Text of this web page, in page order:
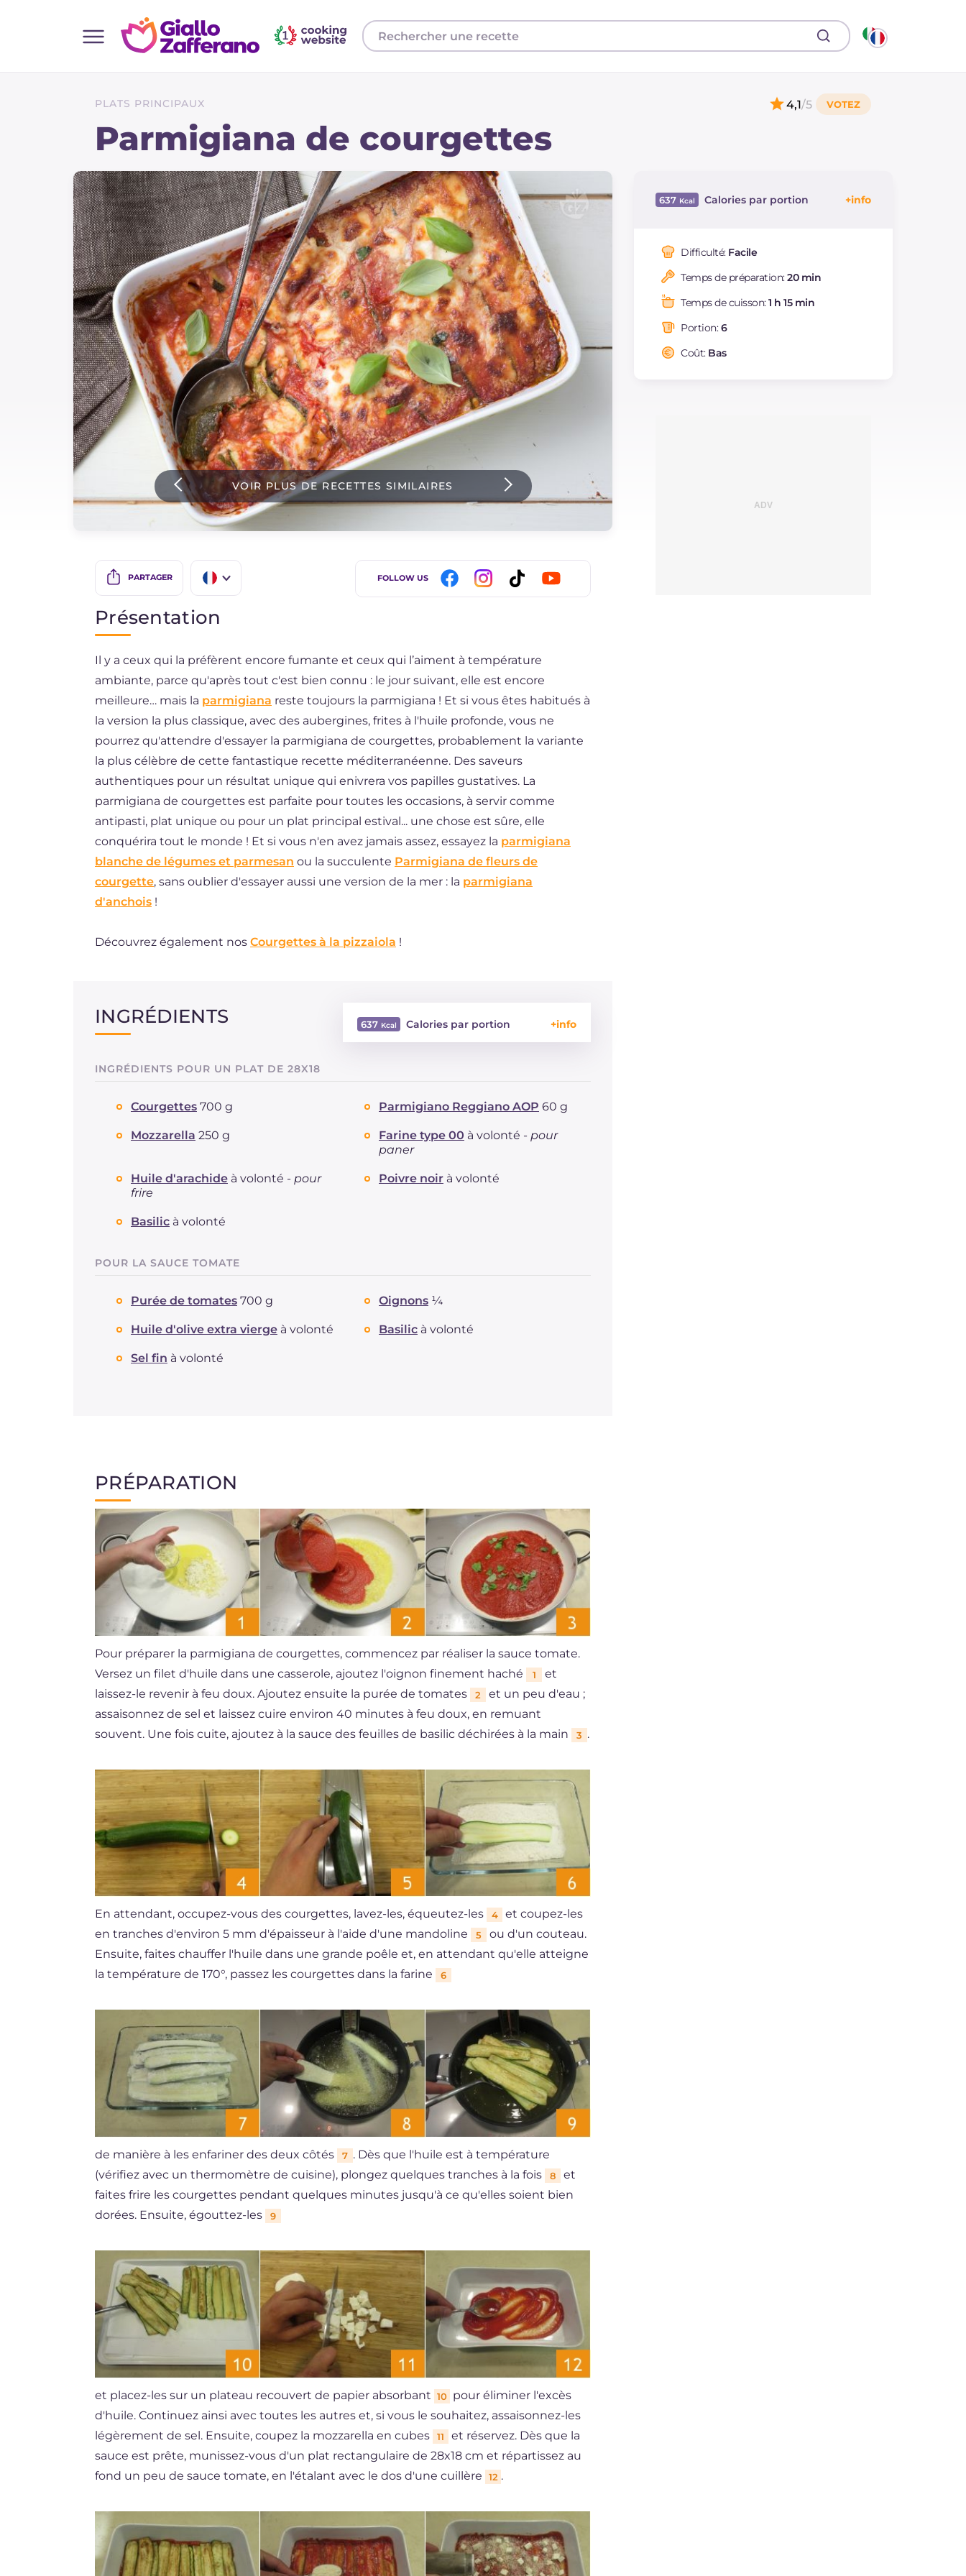
Toutes les recettes
Plats principaux
Boissons et rafraîchissements
Accompagnement
Pizzas et focaccia
Gateaux et patisserie
Dernieres recettes
IT Website
Instagram
YouTube
PLATS PRINCIPAUX
Parmigiana de courgettes
4,1/5
VOIR PLUS DE RECETTES SIMILAIRES
PARTAGER
ES
DE
FOLLOW US
637 Calories par portion
Dont sucres
Protéine g
Graisses
saturés
Fibre
Cholestérol
Difficulté: Facile
Temps de préparation:20 min
Temps de cuisson:1 h 15 min
Portion:6
Coût: Bas
Présentation
Il y a ceux qui la préfèrent encore fumante et ceux qui l’aiment à température
ambiante, parce qu'après tout c'est bien connu : le jour suivant, elle est encore
meilleure… mais la parmigiana reste toujours la parmigiana ! Et si vous êtes habitués à
la version la plus classique, avec des aubergines, frites à l'huile profonde, vous ne
pourrez qu'attendre d'essayer la parmigiana de courgettes, probablement la variante
la plus célèbre de cette fantastique recette méditerranéenne. Des saveurs
authentiques pour un résultat unique qui enivrera vos papilles gustatives. La
parmigiana de courgettes est parfaite pour toutes les occasions, à servir comme
antipasti, plat unique ou pour un plat principal estival... une chose est sûre, elle
conquérira tout le monde ! Et si vous n'en avez jamais assez, essayez la parmigiana
blanche de légumes et parmesan ou la succulente Parmigiana de fleurs de
courgette, sans oublier d'essayer aussi une version de la mer : la parmigiana
d'anchois !
Découvrez également nos Courgettes à la pizzaiola !
INGRÉDIENTS 637 Calories par portion
Protéine g 17.8
Graisses
dont acides gras saturés
Cholestérol
INGRÉDIENTS POUR UN PLAT DE 28X18
Courgettes 700 g Parmigiano Reggiano AOP 60 g
Mozzarella 250 g Farine type 00 à volonté - pour
paner
Huile d'arachide à volonté - pour
frire
Poivre noir à volonté
Basilic à volonté
POUR LA SAUCE TOMATE
Purée de tomates 700 g Oignons ¼
Huile d'olive extra vierge à volonté Basilic à volonté
Sel fin à volonté
PRÉPARATION
Pour préparer la parmigiana de courgettes, commencez par réaliser la sauce tomate.
Versez un filet d'huile dans une casserole, ajoutez l'oignon finement haché
1
et
laissez-le revenir à feu doux. Ajoutez ensuite la purée de tomates
2
et un peu d'eau ;
assaisonnez de sel et laissez cuire environ 40 minutes à feu doux, en remuant
souvent. Une fois cuite, ajoutez à la sauce des feuilles de basilic déchirées à la main
3 .
En attendant, occupez-vous des courgettes, lavez-les, équeutez-les 4
et coupez-les
en tranches d'environ 5 mm d'épaisseur à l'aide d'une mandoline
5
ou d'un couteau.
Ensuite, faites chauffer l'huile dans une grande poêle et, en attendant qu'elle atteigne
la température de 170°, passez les courgettes dans la farine
6
de manière à les enfariner des deux côtés 7 . Dès que l'huile est à température
(vérifiez avec un thermomètre de cuisine), plongez quelques tranches à la fois
8
et
faites frire les courgettes pendant quelques minutes jusqu'à ce qu'elles soient bien
dorées. Ensuite, égouttez-les
9
et placez-les sur un plateau recouvert de papier absorbant 10 pour éliminer l'excès
d'huile. Continuez ainsi avec toutes les autres et, si vous le souhaitez, assaisonnez-les
légèrement de sel. Ensuite, coupez la mozzarella en cubes
11
et réservez. Dès que la
sauce est prête, munissez-vous d'un plat rectangulaire de 28x18 cm et répartissez au
fond un peu de sauce tomate, en l'étalant avec le dos d'une cuillère
12 .